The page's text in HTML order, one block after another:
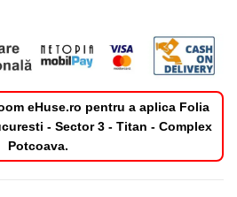
eHuse.ro pentru a aplica Folia
- Sector 3 - Titan - Complex
Potcoava.